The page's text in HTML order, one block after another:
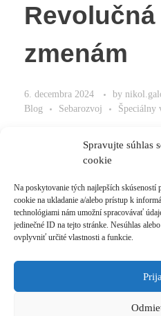
Spravujte súhlas
cookie
Na poskytovanie tých najlepších skúseností
cookie na ukladanie a/alebo prístup k
technológiami nám umožní spracovávať
jedinečné ID na tejto stránke. Nesúhlas
ovplyvniť určité vlastnosti a funkcie.
zmenám
6. decembra 2024 by
Blog
Sebarozvoj Špeciálny
Nájdite správnu cestu k
Read More
© 2021 Akadémia Andyho Winsona, so